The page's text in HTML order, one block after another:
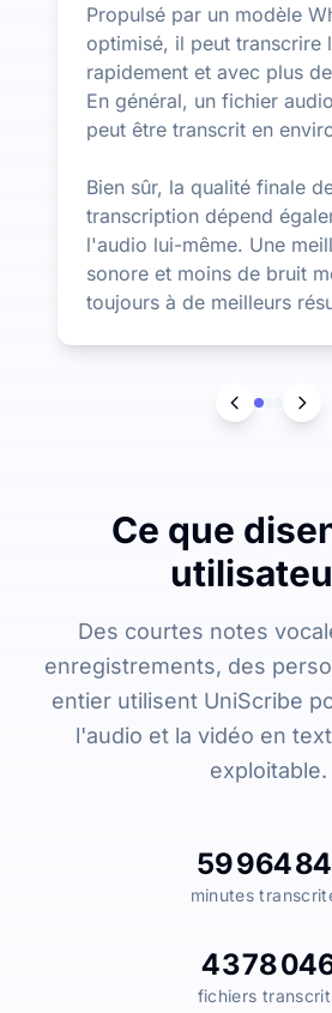
Propulsé par un modèle
optimisé, il peut transcrire
rapidement et avec plus
En général, un fichier
peut être transcrit en
Bien sûr, la qualité finale
transcription dépend
l'audio lui-même. Une
sonore et moins de bruit
toujours à de meilleurs
Ce que
Des courtes notes
enregistrements, des
entier utilisent UniScribe
l'audio et la vidéo en
exploitable.
59 964
minutes
4 378
fichiers